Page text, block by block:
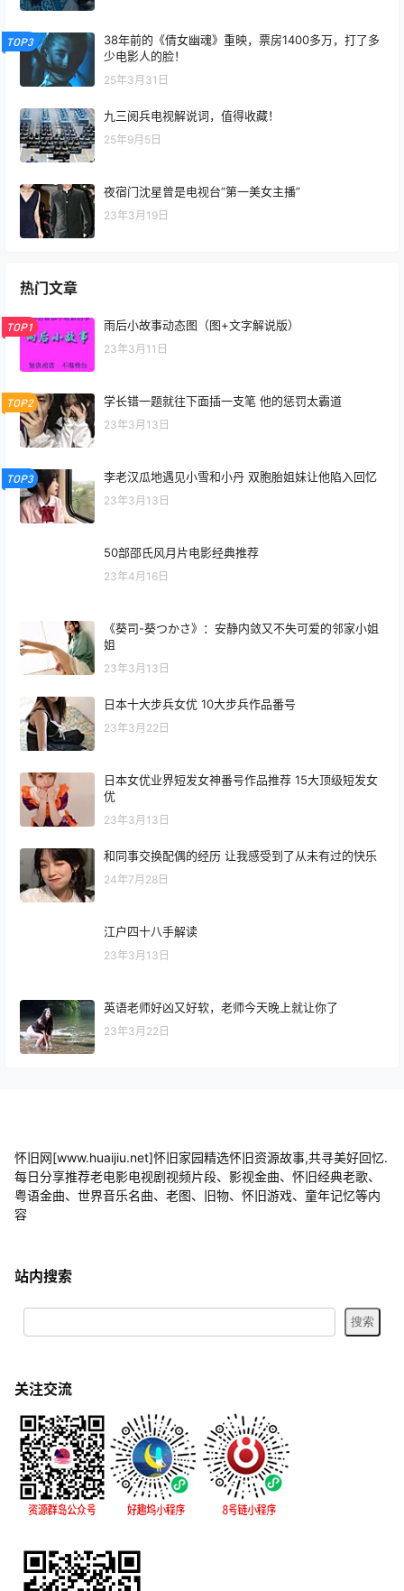
TOP3
38年前的《倩女幽魂》重映，票房1400多万，打了多
少电影人的脸！
25年3月31日
九三阅兵电视解说词，值得收藏！
25年9月5日
夜宿门沈星曾是电视台“第一美女主播”
23年3月19日
热门文章
TOP1 雨后小故事动态图（图+文字解说版）
23年3月11日
TOP2 学长错一题就往下面插一支笔 他的惩罚太霸道
23年3月13日
TOP3 李老汉瓜地遇见小雪和小丹 双胞胎姐妹让他陷入回忆
23年3月13日
50部邵氏风月片电影经典推荐
23年4月16日
《葵司-葵つかさ》：安静内敛又不失可爱的邻家小姐
姐
23年3月13日
日本十大步兵女优 10大步兵作品番号
23年3月22日
日本女优业界短发女神番号作品推荐 15大顶级短发女
优
23年3月13日
和同事交换配偶的经历 让我感受到了从未有过的快乐
24年7月28日
江户四十八手解读
23年3月13日
英语老师好凶又好软，老师今天晚上就让你了
23年3月22日
怀旧网[www.huaijiu.net]怀旧家园精选怀旧资源故事,共寻美好回忆.
每日分享推荐老电影电视剧视频片段、影视金曲、怀旧经典老歌、
粤语金曲、世界音乐名曲、老图、旧物、怀旧游戏、童年记忆等内
容
站内搜索
关注交流